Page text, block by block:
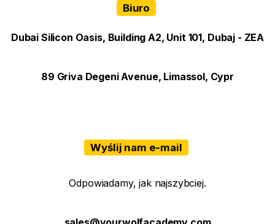
Biuro
Dubai Silicon Oasis, Building A2, Unit 101, Dubaj - ZEA
89 Griva Degeni Avenue, Limassol, Cypr
Wyślij nam e-mail
Odpowiadamy, jak najszybciej.